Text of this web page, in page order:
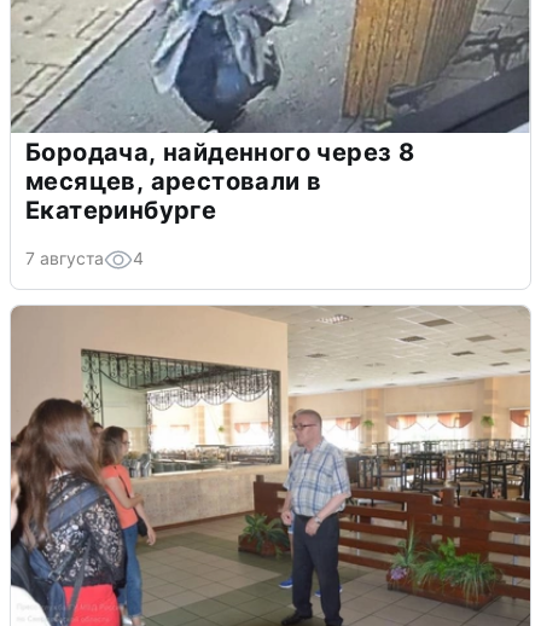
Бородача, найденного через 8
месяцев, арестовали в
Екатеринбурге
7 августа 4